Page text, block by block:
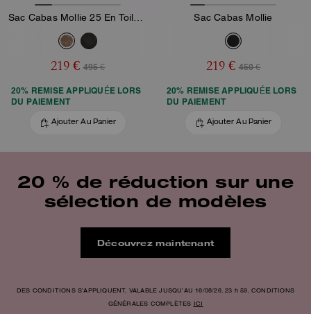
Sac Cabas Mollie 25 En Toile Signature
219 € 495 €
20% REMISE APPLIQUÉE LORS
DU PAIEMENT
Ajouter Au Panier
Sac Cabas Mollie
219 € 450 €
20% REMISE APPLIQUÉE LORS
DU PAIEMENT
Ajouter Au Panier
20 % de réduction sur une
sélection de modèles
Découvrez maintenant
DES CONDITIONS S’APPLIQUENT. VALABLE JUSQU’AU 16/08/26. 23 h 59. CONDITIONS
GÉNÉRALES COMPLÈTES ICI